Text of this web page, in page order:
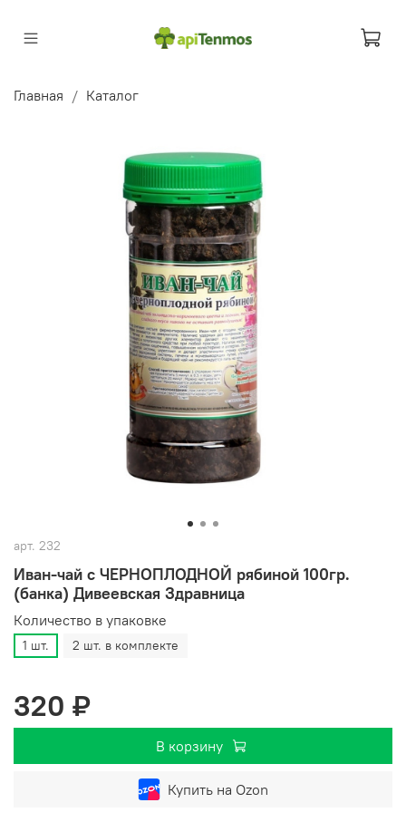
Главная Каталог
арт. 232
Иван-чай с ЧЕРНОПЛОДНОЙ рябиной 100гр.
(банка) Дивеевская Здравница
Количество в упаковке
1 шт. 2 шт. в комплекте
320 ₽
В корзину
Купить на Ozon